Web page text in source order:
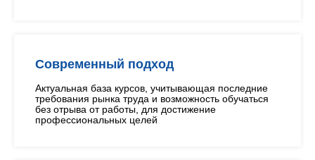
Современный подход
Актуальная база курсов, учитывающая последние
требования рынка труда и возможность обучаться
без отрыва от работы, для достижение
профессиональных целей